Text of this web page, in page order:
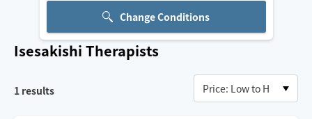
Change Conditions
Isesakishi Therapists
1 results